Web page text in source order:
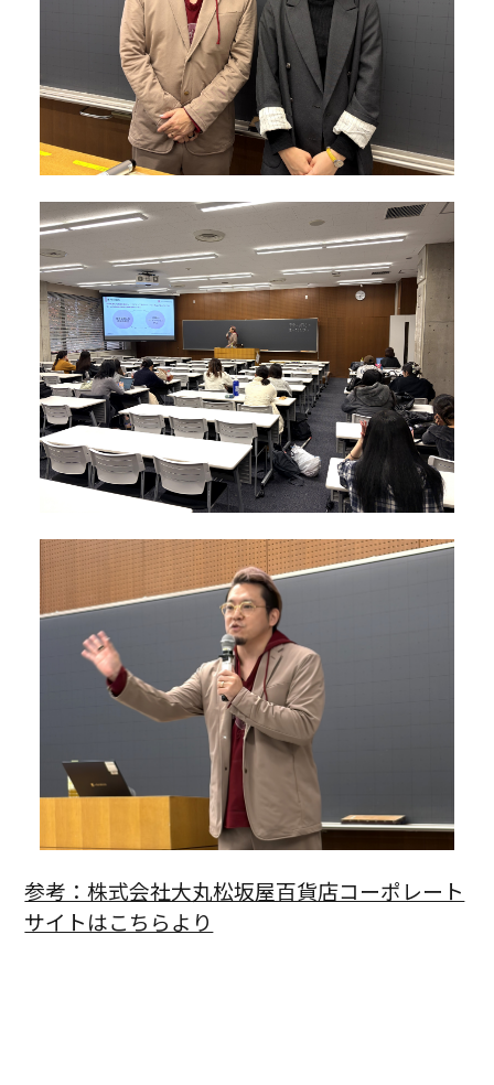
参考：株式会社大丸松坂屋百貨店コーポレート
サイトはこちらより